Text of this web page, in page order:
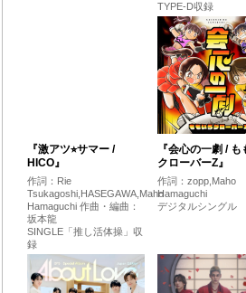
TYPE-D収録
『激アツ⭐︎サマー /
HICO』
作詞：Rie
Tsukagoshi,HASEGAWA,Maho
Hamaguchi 作曲・編曲：
坂本龍
SINGLE「推し活体操」収
録
『会心の一劇 / も
クローバーZ』
作詞：zopp,Maho
Hamaguchi
デジタルシングル